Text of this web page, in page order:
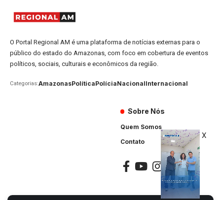
O Portal Regional AM é uma plataforma de notícias externas para o
público do estado do Amazonas, com foco em cobertura de eventos
políticos, sociais, culturais e econômicos da região.
Categorias:AmazonasPolíticaPolíciaNacionalInternacional
Sobre Nós
Quem Somos
Contato
X